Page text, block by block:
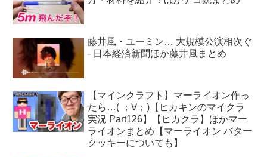
藤井風・ユーミン… 大規模公演相次ぐ
- 日本経済新聞ほか藤井風まとめ
【マインクラフト】マーライオン作っ
たら…( ；∀；)【ヒカキンのマイクラ
実況 Part126】【ヒカクラ】ほかマー
ライオンまとめ【マーライオン バター
クッキーについても】